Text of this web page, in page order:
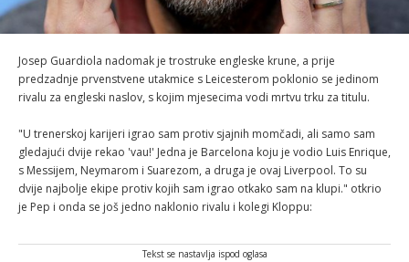
Josep Guardiola nadomak je trostruke engleske krune, a prije
predzadnje prvenstvene utakmice s Leicesterom poklonio se jedinom
rivalu za engleski naslov, s kojim mjesecima vodi mrtvu trku za titulu.
"U trenerskoj karijeri igrao sam protiv sjajnih momčadi, ali samo sam
gledajući dvije rekao 'vau!' Jedna je Barcelona koju je vodio Luis Enrique,
s Messijem, Neymarom i Suarezom, a druga je ovaj Liverpool. To su
dvije najbolje ekipe protiv kojih sam igrao otkako sam na klupi." otkrio
je Pep i onda se još jedno naklonio rivalu i kolegi Kloppu:
Tekst se nastavlja ispod oglasa